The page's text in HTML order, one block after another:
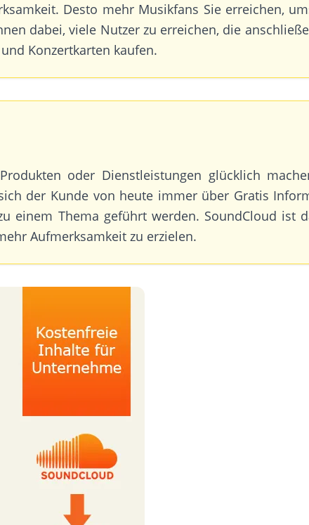
Desto mehr Musikfans Sie erreichen,
dabei, viele Nutzer zu erreichen, die
Konzertkarten kaufen.
oder Dienstleistungen glücklich
der Kunde von heute immer über Gratis
einem Thema geführt werden. SoundCloud ist
Aufmerksamkeit zu erzielen.